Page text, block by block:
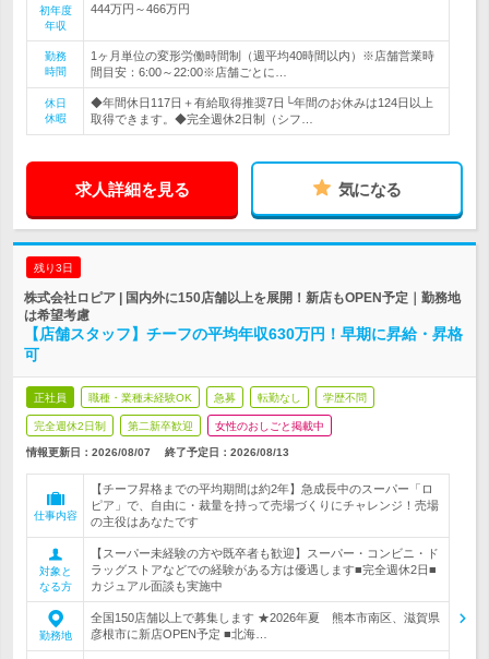
初年度
年収
444万円～466万円
勤務
時間
1ヶ月単位の変形労働時間制（週平均40時間以内）※店舗営業時
間目安：6:00～22:00※店舗ごとに…
休日
休暇
◆年間休日117日＋有給取得推奨7日└年間のお休みは124日以上
取得できます。◆完全週休2日制（シフ…
求人詳細を見る 気になる
残り3日
株式会社ロピア | 国内外に150店舗以上を展開！新店もOPEN予定｜勤務地
は希望考慮
【店舗スタッフ】チーフの平均年収630万円！早期に昇給・昇格
可
正社員 職種・業種未経験OK 急募 転勤なし 学歴不問
完全週休2日制 第二新卒歓迎 女性のおしごと掲載中
情報更新日：2026/08/07 終了予定日： 2026/08/13
仕事内容
【チーフ昇格までの平均期間は約2年】急成長中のスーパー「ロ
ピア」で、自由に・裁量を持って売場づくりにチャレンジ！売場
の主役はあなたです
対象と
なる方
【スーパー未経験の方や既卒者も歓迎】スーパー・コンビニ・ド
ラッグストアなどでの経験がある方は優遇します■完全週休2日■
カジュアル面談も実施中
勤務地
全国150店舗以上で募集します ★2026年夏 熊本市南区、滋賀県
彦根市に新店OPEN予定 ■北海…